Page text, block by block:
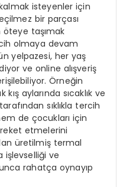
kalmak isteyenler için
bir parçası
öteye taşımak
olmaya devam
yelpazesi, her yaş
ve online alışveriş
Örneğin
aylarında sıcaklık ve
sıklıkla tercih
de çocukları için
etmelerini
üretilmiş termal
işlevselliği ve
rahatça oynayıp